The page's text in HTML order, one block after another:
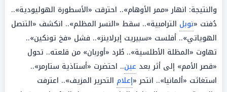
والنتيجة: انهار «ممر الأوهام».. احترقت «الأسطورة الهوليودية»..
دُفنت «نوبل الترامبية».. سقط «النسر المظلم».. انكشف «التنصل
الهوياتي».. أفلست «سبيريت إيرلاينز».. فشل «فخ تونكين»..
تهاوت «المظلة الأطلسية».. طُرد «أوربان» من قلعته.. تحول
«قصر الأمم» إلى أثر بعد عين.. احتضرت «أستاذية ستارمر»..
استغاثت «ألمانيا».. انتحر «إعلام التحرير المزيف».. اعترفت